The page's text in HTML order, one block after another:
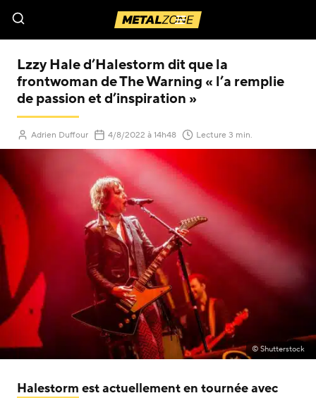
Menu
Lzzy Hale d’Halestorm dit que la
frontwoman de The Warning « l’a remplie
de passion et d’inspiration »
Adrien Duffour 4/8/2022 (Mis à jour le)
à 14h48 Lecture 3 min.
© Shutterstock
Halestorm est actuellement en tournée avec